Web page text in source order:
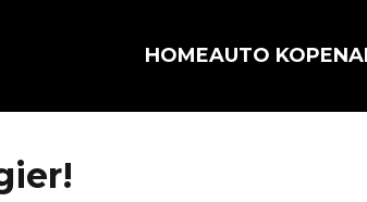
HOMEAUTO KOPEN